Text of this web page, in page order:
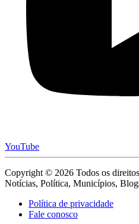
YouTube
Copyright © 2026 Todos os
Notícias, Política, Municípios,
Política de privacidade
Fale conosco